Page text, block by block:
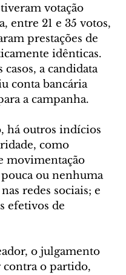
votação
entre 21 e 35 votos,
prestações de
idênticas.
casos, a candidata
conta bancária
a campanha.
há outros indícios
como
movimentação
ou nenhuma
redes sociais; e
efetivos de
o julgamento
contra o partido,